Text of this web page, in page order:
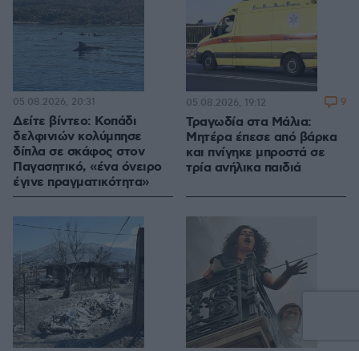
Δείτε βίντεο: Κοπάδι
δελφινιών κολύμπησε
δίπλα σε σκάφος στον
Παγασητικό, «ένα όνειρο
έγινε πραγματικότητα»
05.08.2026, 20:31
Τραγωδία στα Μάλια:
Μητέρα έπεσε από βάρκα
και πνίγηκε μπροστά σε
τρία ανήλικα παιδιά
05.08.2026, 19:12 9